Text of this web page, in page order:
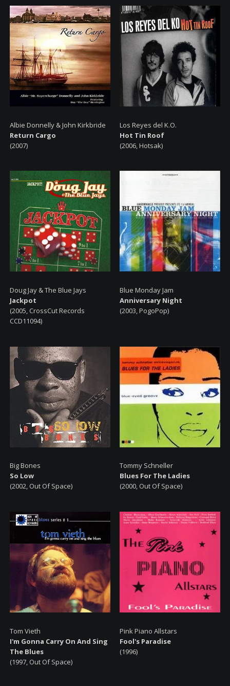
Albie Donnelly & John Kirkbride
Return Cargo
(2007)
Los Reyes del K.O.
Hot Tin Roof
(2006, Hotsak)
Doug Jay & The Blue Jays
Jackpot
(2005, CrossCut Records
CCD11094)
Blue Monday Jam
Anniversary Night
(2003, PogoPop)
Big Bones
So Low
(2002, Out Of Space)
Tommy Schneller
Blues For The Ladies
(2000, Out Of Space)
Tom Vieth
I'm Gonna Carry On And Sing
The Blues
(1997, Out Of Space)
Pink Piano Allstars
Fool's Paradise
(1996)